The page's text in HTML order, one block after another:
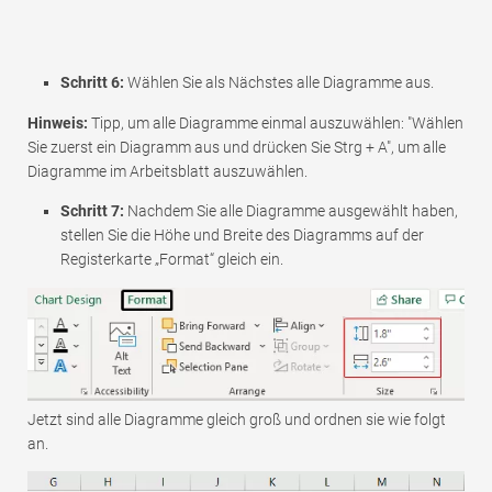
Schritt 6: Wählen Sie als Nächstes alle Diagramme aus.
Hinweis: Tipp, um alle Diagramme einmal auszuwählen: "Wählen
Sie zuerst ein Diagramm aus und drücken Sie Strg + A", um alle
Diagramme im Arbeitsblatt auszuwählen.
Schritt 7: Nachdem Sie alle Diagramme ausgewählt haben,
stellen Sie die Höhe und Breite des Diagramms auf der
Registerkarte „Format“ gleich ein.
Jetzt sind alle Diagramme gleich groß und ordnen sie wie folgt
an.